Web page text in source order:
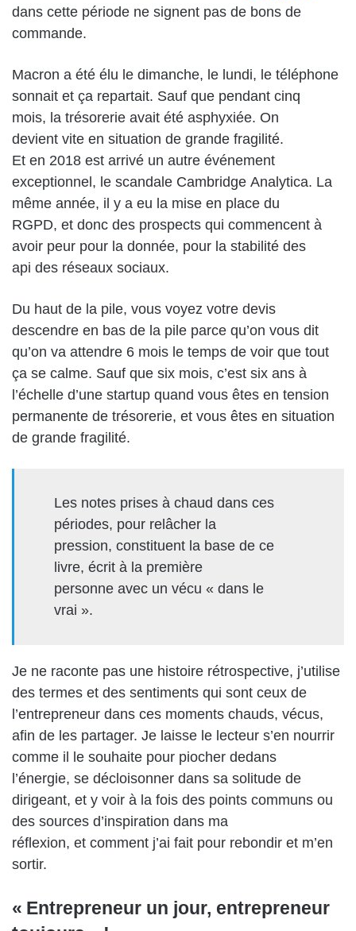
dans cette période ne signent pas de bons de
commande.
Macron a été élu le dimanche, le lundi, le téléphone
sonnait et ça repartait. Sauf que pendant cinq
mois, la trésorerie avait été asphyxiée. On
devient vite en situation de grande fragilité.
Et en 2018 est arrivé un autre événement
exceptionnel, le scandale Cambridge Analytica. La
même année, il y a eu la mise en place du
RGPD, et donc des prospects qui commencent à
avoir peur pour la donnée, pour la stabilité des
api des réseaux sociaux.
Du haut de la pile, vous voyez votre devis
descendre en bas de la pile parce qu’on vous dit
qu’on va attendre 6 mois le temps de voir que tout
ça se calme. Sauf que six mois, c’est six ans à
l’échelle d’une startup quand vous êtes en tension
permanente de trésorerie, et vous êtes en situation
de grande fragilité.
Les notes prises à chaud dans ces
périodes, pour relâcher la
pression, constituent la base de ce
livre, écrit à la première
personne avec un vécu « dans le
vrai ».
Je ne raconte pas une histoire rétrospective, j’utilise
des termes et des sentiments qui sont ceux de
l’entrepreneur dans ces moments chauds, vécus,
afin de les partager. Je laisse le lecteur s’en nourrir
comme il le souhaite pour piocher dedans
l’énergie, se décloisonner dans sa solitude de
dirigeant, et y voir à la fois des points communs ou
des sources d’inspiration dans ma
réflexion, et comment j’ai fait pour rebondir et m’en
sortir.
« Entrepreneur un jour, entrepreneur